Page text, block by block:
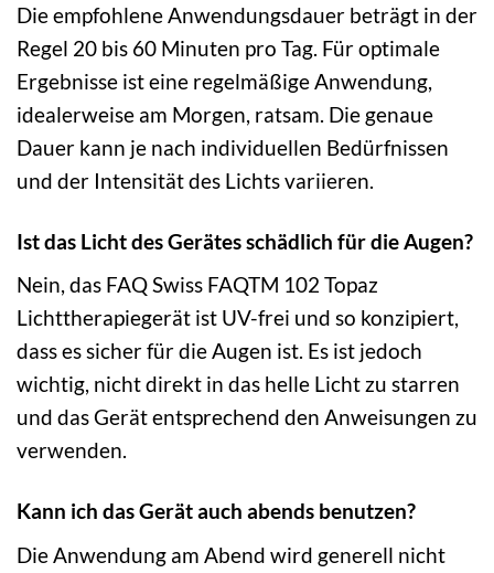
Die empfohlene Anwendungsdauer beträgt in der
Regel 20 bis 60 Minuten pro Tag. Für optimale
Ergebnisse ist eine regelmäßige Anwendung,
idealerweise am Morgen, ratsam. Die genaue
Dauer kann je nach individuellen Bedürfnissen
und der Intensität des Lichts variieren.
Ist das Licht des Gerätes schädlich für die Augen?
Nein, das FAQ Swiss FAQTM 102 Topaz
Lichttherapiegerät ist UV-frei und so konzipiert,
dass es sicher für die Augen ist. Es ist jedoch
wichtig, nicht direkt in das helle Licht zu starren
und das Gerät entsprechend den Anweisungen zu
verwenden.
Kann ich das Gerät auch abends benutzen?
Die Anwendung am Abend wird generell nicht